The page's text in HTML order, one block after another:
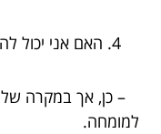
האם אני יכול
– כן, אך במקרה
למומחה.